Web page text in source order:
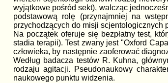
wyjątkowe pośród sekt), walcząc
podstawową rolę (przynajmniej na
przychodzących do misji scjentologicznych
Na początek oferuje się bezpłatny test,
stadia terapii). Test zwany jest "Oxford
człowieka, by następnie zaoferować
Według badacza testów R. Kuhna,
rodzaju agitacji. Pseudonaukowy
naukowego punktu widzenia.